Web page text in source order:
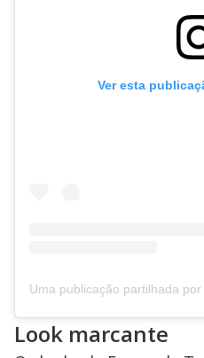
Ver esta
Look marcante